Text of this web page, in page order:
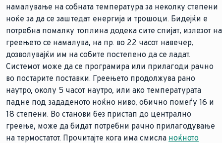
намалување на собната температура за неколку степени
ноќе за да се заштедат енергија и трошоци. Бидејќи е
потребна помалку топлина додека сите спијат, излезот на
греењето се намалува, на пр. во 22 часот навечер,
дозволувајќи им на собите постепено да се ладат.
Системот може да се програмира или прилагоди рачно
во постарите поставки. Греењето продолжува рано
наутро, околу 5 часот наутро, или ако температурата
падне под зададеното ноќно ниво, обично помеѓу 16 и
18 степени. Во станови без пристап до централно
греење, може да бидат потребни рачно прилагодување
на термостатот. Прочитајте кога има смисла ноќното